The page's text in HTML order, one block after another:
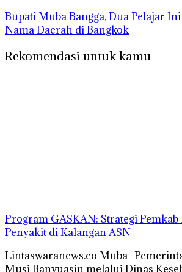
Bupati Muba Bangga, Dua Pelajar
Nama Daerah di Bangkok
Rekomendasi untuk kamu
Program GASKAN: Strategi Pemkab
Penyakit di Kalangan ASN
Lintaswaranews.co Muba |
Musi Banyuasin melalui Dinas